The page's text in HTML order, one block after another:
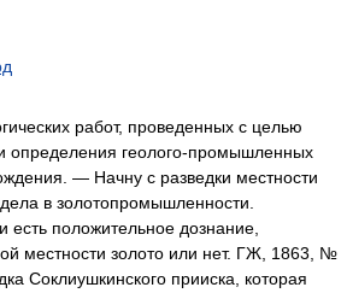
работ, проведенных с целью
определения геолого-промышленных
— Начну с разведки местности
дела в золотопромышленности.
есть положительное дознание,
местности золото или нет. ГЖ, 1863, №
Соклиушкинского прииска, которая